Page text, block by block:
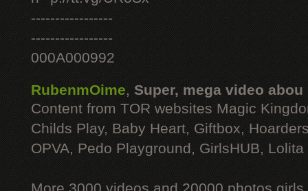
-----------------
-----------------
000A000992
RubenmOime, Super, mega video abou
Content from TOR websites Magic
Childs Play, Baby Heart, Giftbox,
OPVA, Pedo Playground, GirlsHUB, Lolita